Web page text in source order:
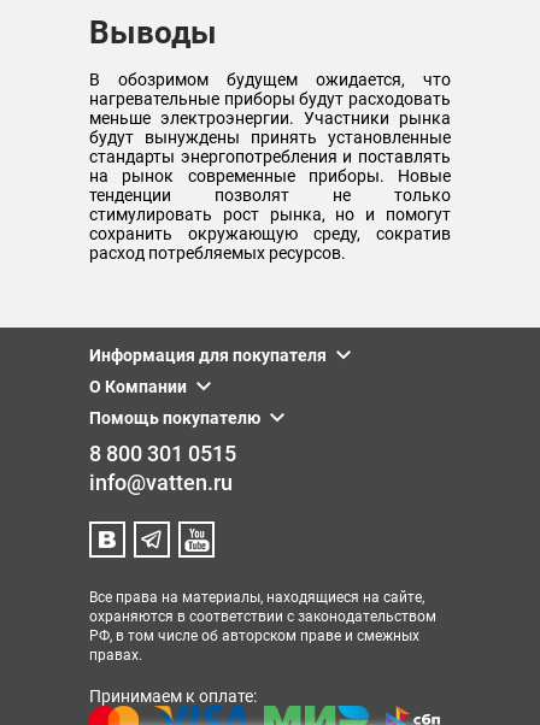
Выводы
В обозримом будущем ожидается, что
нагревательные приборы будут расходовать
меньше электроэнергии. Участники рынка
будут вынуждены принять установленные
стандарты энергопотребления и поставлять
на рынок современные приборы. Новые
тенденции позволят не только
стимулировать рост рынка, но и помогут
сохранить окружающую среду, сократив
расход потребляемых ресурсов.
Информация для покупателя
О Компании
Помощь покупателю
8 800 301 0515
info@vatten.ru
Все права на материалы, находящиеся на сайте,
охраняются в соответствии с законодательством
РФ, в том числе об авторском праве и смежных
правах.
Принимаем к оплате: